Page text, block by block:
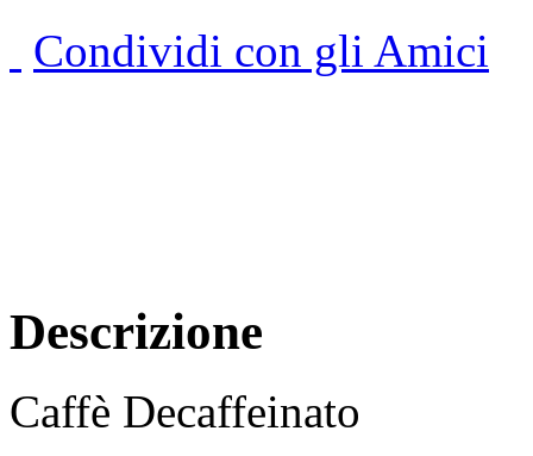
Condividi con gli Amici
Descrizione
Caffè Decaffeinato